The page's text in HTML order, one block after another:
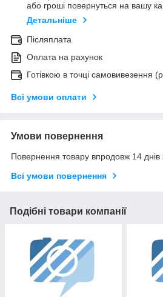
або гроші повернуться на вашу
Детальніше
Післяплата
Оплата на рахунок
Готівкою в точці самовивезення
Всі умови оплати
Умови повернення
Повернення товару впродовж 14 днів
Всі умови повернення
Подібні товари компанії